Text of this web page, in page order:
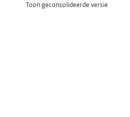
Toon geconsolideerde versie